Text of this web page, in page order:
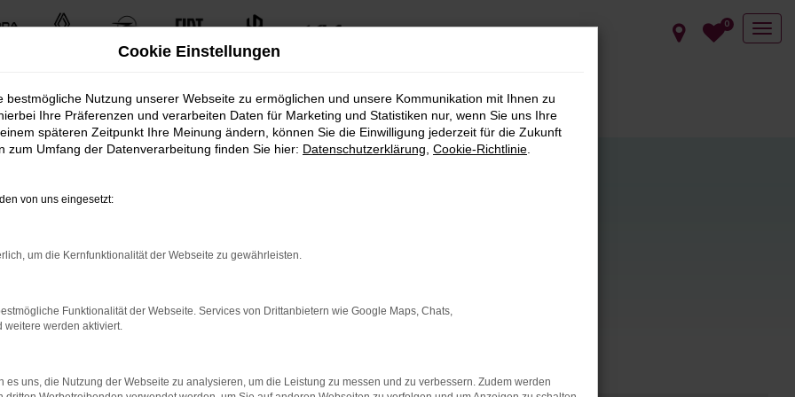
0
Gebrauchtfahrzeugen.
umfangreichen Fuhrpark. Von kleinen Stadtautos bis hin zu
und -typen. Finden Sie das perfekte Fahrzeug für Ihre
Cookie Einstellungen
bestmögliche Nutzung unserer Webseite zu ermöglichen und unsere Kommunikation mit Ihnen zu
Ihre Präferenzen und verarbeiten Daten für Marketing und Statistiken nur, wenn Sie uns Ihre
späteren Zeitpunkt Ihre Meinung ändern, können Sie die Einwilligung jederzeit für die Zukunft
zum Umfang der Datenverarbeitung finden Sie hier: Datenschutzerklärung Cookie-Richtlinie
von uns eingesetzt:
um die Kernfunktionalität der Webseite zu gewährleisten.
Funktionalität der Webseite. Services von Drittanbietern wie Google Maps, Chats,
weitere werden aktiviert.
es uns, die Nutzung der Webseite zu analysieren, um die Leistung zu messen und zu verbessern. Zudem werden